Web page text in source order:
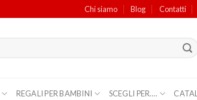
Chi siamo Blog Contatti
REGALI PER BAMBINI SCEGLI PER….